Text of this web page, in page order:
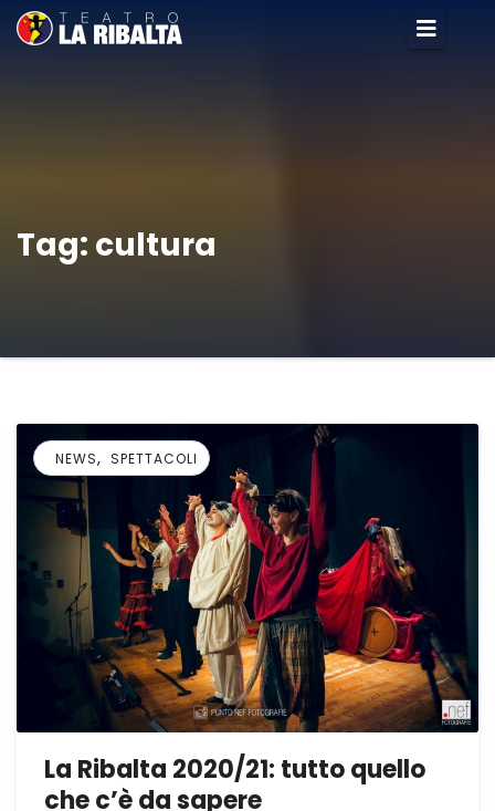
Tag: cultura
NEWS, SPETTACOLI
La Ribalta 2020/21: tutto quello
che c’è da sapere